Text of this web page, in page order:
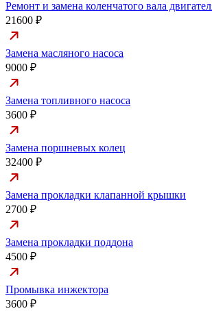
Ремонт и замена коленчатого вала
21600 ₽
Замена масляного насоса
9000 ₽
Замена топливного насоса
3600 ₽
Замена поршневых колец
32400 ₽
Замена прокладки клапанной крышки
2700 ₽
Замена прокладки поддона
4500 ₽
Промывка инжектора
3600 ₽